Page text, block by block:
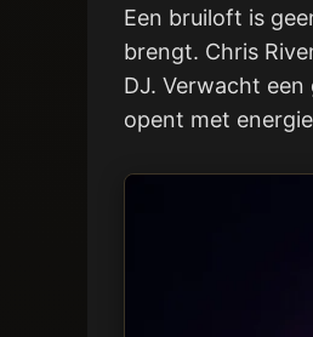
Een bruiloft is
brengt. Chris
DJ. Verwacht
opent met